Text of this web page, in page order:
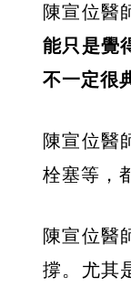
陳宣位醫
能只是覺
不一定很
陳宣位醫
栓塞等，
陳宣位醫
撐。尤其